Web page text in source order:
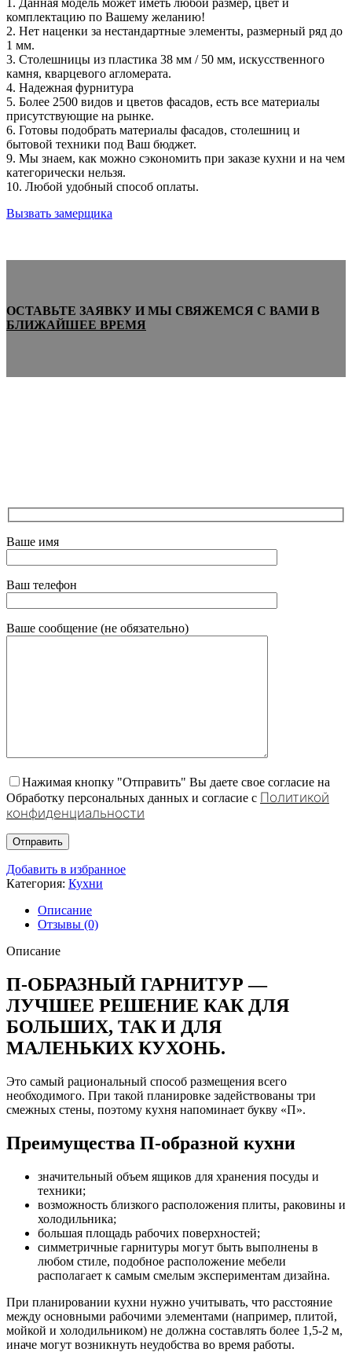
1. Данная модель может иметь любой размер, цвет и
комплектацию по Вашему желанию!
2. Нет наценки за нестандартные элементы, размерный ряд до
1 мм.
3. Столешницы из пластика 38 мм / 50 мм, искусcтвенного
камня, кварцевого агломерата.
4. Надежная фурнитура
5. Более 2500 видов и цветов фасадов, есть все материалы
присутствующие на рынке.
6. Готовы подобрать материалы фасадов, столешниц и
бытовой техники под Ваш бюджет.
9. Мы знаем, как можно сэкономить при заказе кухни и на чем
категорически нельзя.
10. Любой удобный способ оплаты.
Вызвать замерщика
ОСТАВЬТЕ ЗАЯВКУ И МЫ СВЯЖЕМСЯ С ВАМИ В
БЛИЖАЙШЕЕ ВРЕМЯ
Ваше имя
Ваш телефон
Ваше сообщение (не обязательно)
Нажимая кнопку "Отправить" Вы даете свое согласие на
Обработку персональных данных и согласие c Политикой
конфиденциальности
Добавить в избранное
Категория: Кухни
Описание
Отзывы (0)
Описание
П-ОБРАЗНЫЙ ГАРНИТУР —
ЛУЧШЕЕ РЕШЕНИЕ КАК ДЛЯ
БОЛЬШИХ, ТАК И ДЛЯ
МАЛЕНЬКИХ КУХОНЬ.
Это самый рациональный способ размещения всего
необходимого. При такой планировке задействованы три
смежных стены, поэтому кухня напоминает букву «П».
Преимущества П-образной кухни
значительный объем ящиков для хранения посуды и
техники;
возможность близкого расположения плиты, раковины и
холодильника;
большая площадь рабочих поверхностей;
симметричные гарнитуры могут быть выполнены в
любом стиле, подобное расположение мебели
располагает к самым смелым экспериментам дизайна.
При планировании кухни нужно учитывать, что расстояние
между основными рабочими элементами (например, плитой,
мойкой и холодильником) не должна составлять более 1,5-2 м,
иначе могут возникнуть неудобства во время работы.